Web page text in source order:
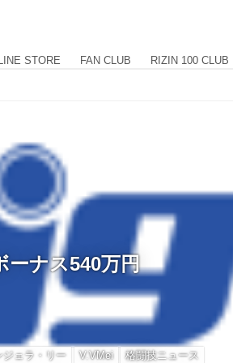
STORE FAN CLUB RIZIN 100 CLUB
ーナス540万円
ジェラ・リー V.VMei 格闘技ニュース